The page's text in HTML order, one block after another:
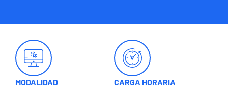
MODALIDAD
CARGA HORARIA